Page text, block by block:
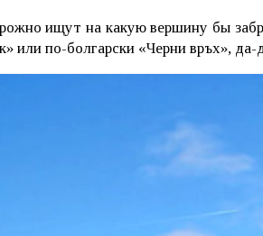
ищут на какую вершину бы
или по-болгарски «Черни връх»,